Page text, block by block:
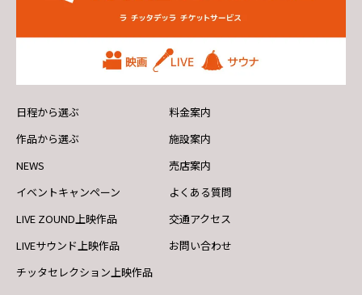
日程から選ぶ
作品から選ぶ
NEWS
イベントキャンペーン
LIVE ZOUND上映作品
LIVEサウンド上映作品
チッタセレクション上映作品
料金案内
施設案内
売店案内
よくある質問
交通アクセス
お問い合わせ